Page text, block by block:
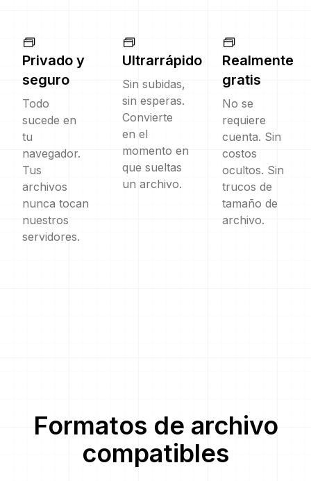
Privado y
seguro
Todo
sucede en
tu
navegador.
Tus
archivos
nunca tocan
nuestros
servidores.
Ultrarrápido
Sin subidas,
sin esperas.
Convierte
en el
momento en
que sueltas
un archivo.
Realmente
gratis
No se
requiere
cuenta. Sin
costos
ocultos. Sin
trucos de
tamaño de
archivo.
Formatos de archivo
compatibles